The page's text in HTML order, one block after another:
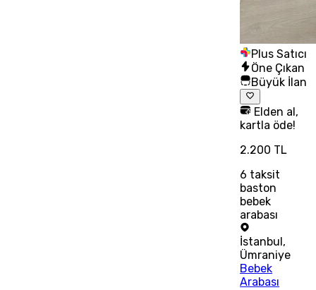
Plus Satıcı
Öne Çıkan
Büyük İlan
Elden al,
kartla öde!
2.200 TL
6 taksit
baston
bebek
arabası
İstanbul ,
Ümraniye
Bebek
Arabası